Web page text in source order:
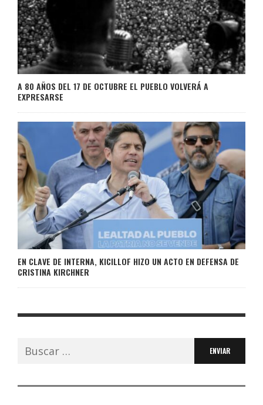
A 80 AÑOS DEL 17 DE OCTUBRE EL PUEBLO VOLVERÁ A
EXPRESARSE
EN CLAVE DE INTERNA, KICILLOF HIZO UN ACTO EN DEFENSA DE
CRISTINA KIRCHNER
Buscar: